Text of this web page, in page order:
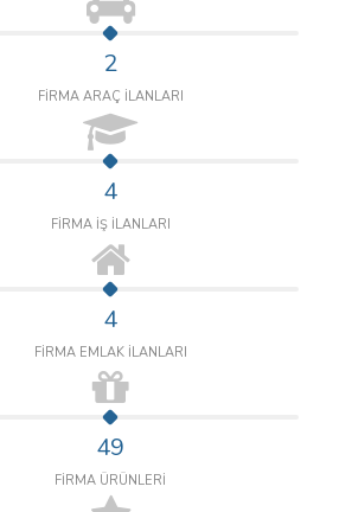
2
FİRMA ARAÇ İLANLARI
4
FİRMA İŞ İLANLARI
4
FİRMA EMLAK İLANLARI
49
FİRMA ÜRÜNLERİ